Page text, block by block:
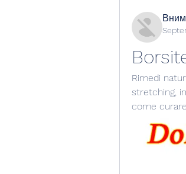
Rimedi
stretching,
come